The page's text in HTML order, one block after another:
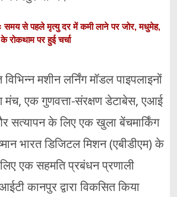
समय से पहले मृत्यु दर में कमी लाने पर जोर, मधुमेह,
पर हुई चर्चा
मशीन लर्निंग मॉडल पाइपलाइनों
मंच, एक गुणवत्ता-संरक्षण डेटाबेस, एआई
सत्यापन के लिए एक खुला बेंचमार्किंग
भारत डिजिटल मिशन (एबीडीएम) के
एक सहमति प्रबंधन प्रणाली
कानपुर द्वारा विकसित किया